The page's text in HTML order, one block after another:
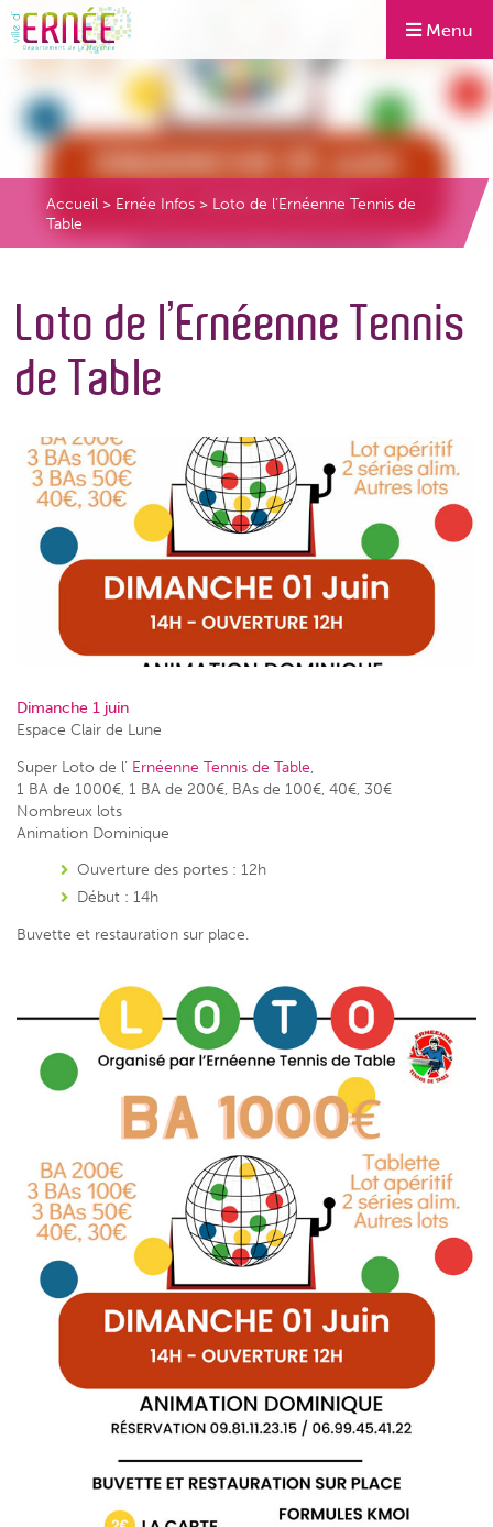
Menu
Accueil > Ernée Infos > Loto de l’Ernéenne Tennis de
Table
Loto de l’Ernéenne Tennis
de Table
Dimanche 1 juin
Espace Clair de Lune
Super Loto de l’ Ernéenne Tennis de Table
1 BA de 1000€, 1 BA de 200€, BAs de 100€, 40€, 30€
Nombreux lots
Animation Dominique
Ouverture des portes : 12h
Début : 14h
Buvette et restauration sur place.